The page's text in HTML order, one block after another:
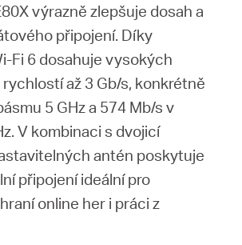
výrazně zlepšuje dosah a
připojení. Díky
Fi 6 dosahuje vysokých
až 3 Gb/s, konkrétně
5 GHz a 574 Mb/s v
V kombinaci s dvojicí
antén poskytuje
připojení ideální pro
online her i práci z